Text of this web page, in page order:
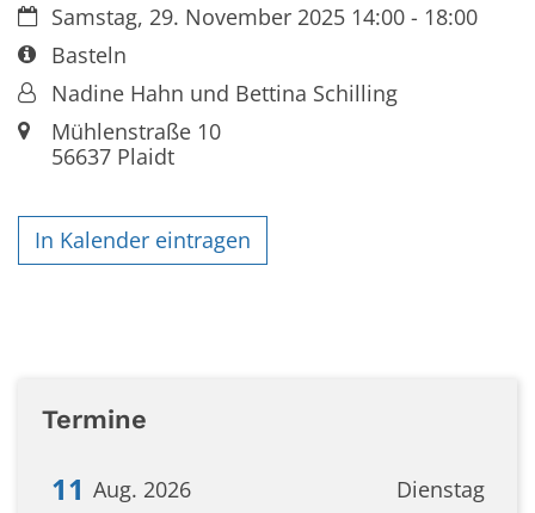
Datum:Samstag, 29. November 2025 14:00 - 18:00
Art bzw. Nummer:
Basteln
Von:Nadine Hahn und Bettina Schilling
Ort:Mühlenstraße 10
56637Plaidt
In Kalender eintragen
Termine
Dienstag
11 Aug. 2026